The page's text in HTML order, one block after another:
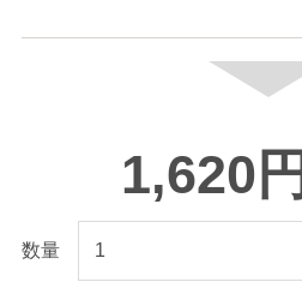
1,620円
数量